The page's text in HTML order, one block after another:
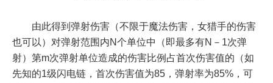
由此得到弹射伤害（不限于魔法伤害，女猎手的伤害
也可以）对弹射范围内N个单位中（即最多有N－1次弹
射）第m次弹射单位造成的伤害比例占首次伤害值的（如
先知的1级闪电链，首次伤害值为85，弹射率为85%，可